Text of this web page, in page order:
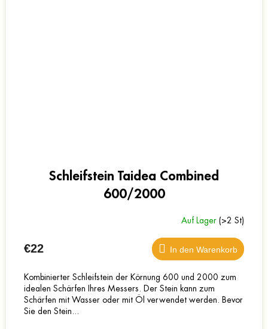
Schleifstein Taidea Combined
600/2000
Auf Lager (>2 St)
€22 In den Warenkorb
Kombinierter Schleifstein der Körnung 600 und 2000 zum
idealen Schärfen Ihres Messers. Der Stein kann zum
Schärfen mit Wasser oder mit Öl verwendet werden. Bevor
Sie den Stein...